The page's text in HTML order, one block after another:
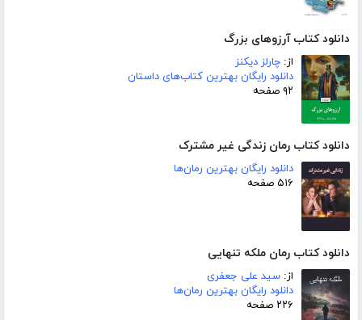
دانلود کتاب آرزوهای بزرگ
از: چارلز دیکنز
دانلود رایگان بهترین کتاب‌های داستان
۹۲ صفحه
دانلود کتاب رمان زندگی غیر مشترک
دانلود رایگان بهترین رمان‌ها
۵۱۶ صفحه
دانلود کتاب رمان ملکه تنهایی
از: سید علی جعفری
دانلود رایگان بهترین رمان‌ها
۲۲۶ صفحه